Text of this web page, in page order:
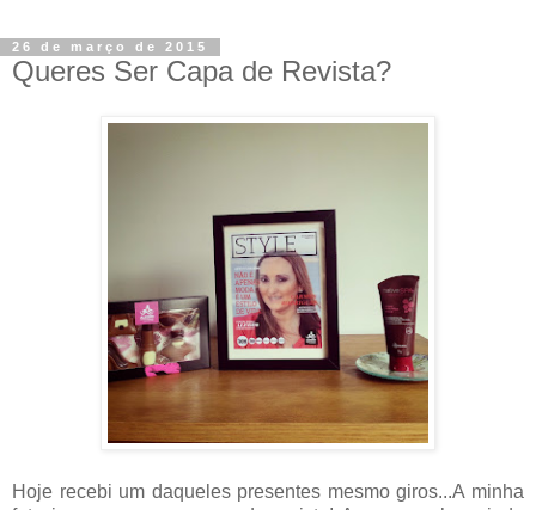
26 de março de 2015
Queres Ser Capa de Revista?
Hoje recebi um daqueles presentes mesmo giros...A minha